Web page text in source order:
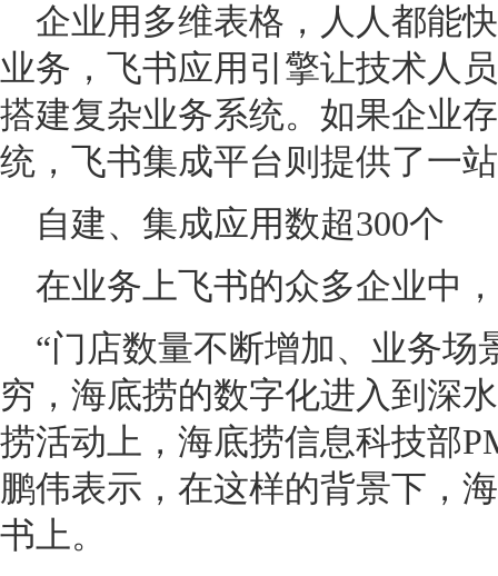
企业用多维表格，人人都能
业务，飞书应用引擎让技术人
搭建复杂业务系统。如果企业
统，飞书集成平台则提供了一
自建、集成应用数超300个
在业务上飞书的众多企业中
“门店数量不断增加、业务
穷，海底捞的数字化进入到深
捞活动上，海底捞信息科技部
鹏伟表示，在这样的背景下，
书上。